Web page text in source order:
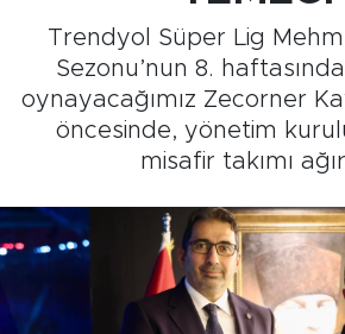
Trendyol Süper Lig
Sezonu’nun 8.
oynayacağımız Zecorner
öncesinde, yönetim
misafir takımı
Medya
Sağlık
Siyaset
Teknoloji
GURBETTEN SILAYA